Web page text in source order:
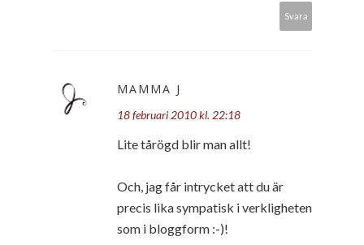
Svara
MAMMA J
18 februari 2010 kl. 22:18
Lite tårögd blir man allt!
Och, jag får intrycket att du är
precis lika sympatisk i verkligheten
som i bloggform :-)!